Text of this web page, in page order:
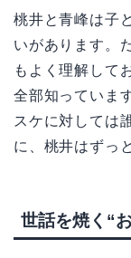
桃井と青峰は子
いがあります。
もよく理解して
全部知っていま
スケに対しては
に、桃井はずっ
世話を焼く“